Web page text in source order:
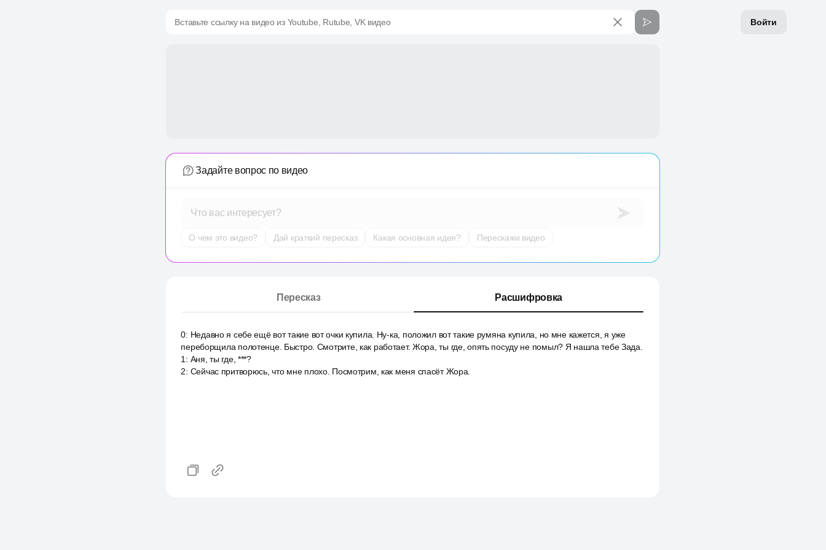
Войти
Вставьте ссылку на видео из Youtube, Rutube, VK видео
Задайте вопрос по видео
Что вас интересует?
О чем это видео? Дай краткий пересказ Какая основная идея? Перескажи видео
Пересказ Расшифровка
0: Недавно я себе ещё вот такие вот очки купила. Ну-ка, положил вот такие румяна купила, но мне кажется, я уже
переборщила полотенце. Быстро. Смотрите, как работает. Жора, ты где, опять посуду не помыл? Я нашла тебе Зада.
1 : Аня, ты где, ***?
2: Сейчас притворюсь, что мне плохо. Посмотрим, как меня спасёт Жора.